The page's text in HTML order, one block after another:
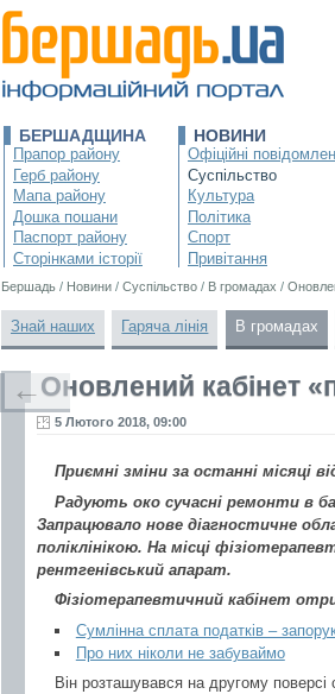
БЕРШАДЩИНА
Прапор району
Герб району
Мапа району
Дошка пошани
Паспорт району
Сторінками історії
НОВИНИ
Офіційні
Суспільство
Культура
Політика
Спорт
Привітання
Бершадь / Новини / Суспільство / В громадах /
Знай наших Гаряча лінія В громадах
Оновлений кабінет
5 Лютого 2018, 09:00
Приємні зміни за останні місяці
Радують око сучасні ремонти в
Запрацювало нове діагностичне
поліклінікою. На місці
рентгенівський апарат.
Фізіотерапевтичний кабінет
Сумлінна сплата податків –
Про них ніколи не забуваймо
Він розташувався на другому поверсі
←